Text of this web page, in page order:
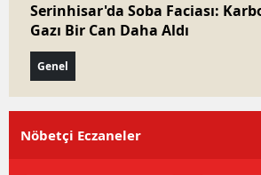
Serinhisar'da Soba Faciası:
Gazı Bir Can Daha Aldı
Genel
Nöbetçi Eczaneler